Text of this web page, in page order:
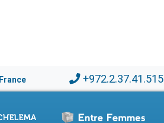
France +972.2.37.41.515